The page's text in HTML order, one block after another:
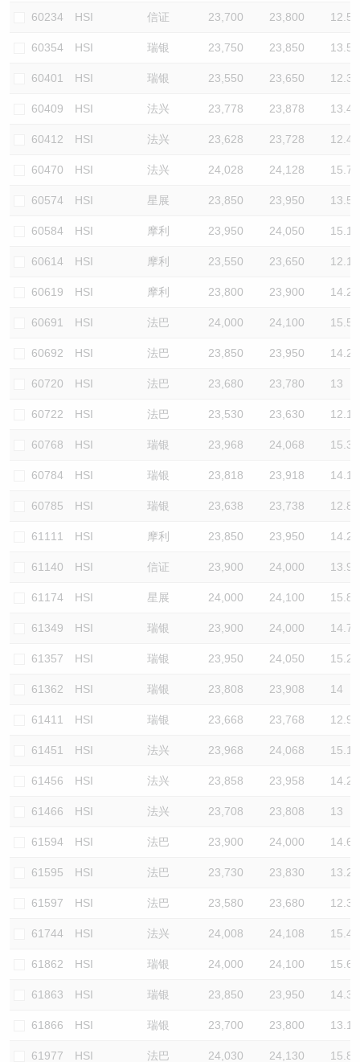
60234 HSI 信证 23,700 23,800 12.5
60354 HSI 瑞银 23,750 23,850 13.5
60401 HSI 瑞银 23,550 23,650 12.3
60409 HSI 法兴 23,778 23,878 13.4
60412 HSI 法兴 23,628 23,728 12.4
60470 HSI 法兴 24,028 24,128 15.7
60574 HSI 星展 23,850 23,950 13.5
60584 HSI 摩利 23,950 24,050 15.1
60614 HSI 摩利 23,550 23,650 12.1
60619 HSI 摩利 23,800 23,900 14.2
60691 HSI 法巴 24,000 24,100 15.5
60692 HSI 法巴 23,850 23,950 14.2
60720 HSI 法巴 23,680 23,780 13
60722 HSI 法巴 23,530 23,630 12.1
60768 HSI 瑞银 23,968 24,068 15.3
60784 HSI 瑞银 23,818 23,918 14.1
60785 HSI 瑞银 23,638 23,738 12.8
61111 HSI 摩利 23,850 23,950 14.2
61140 HSI 信证 23,900 24,000 13.9
61174 HSI 星展 24,000 24,100 15.8
61349 HSI 瑞银 23,900 24,000 14.7
61357 HSI 瑞银 23,950 24,050 15.2
61362 HSI 瑞银 23,808 23,908 14
61411 HSI 瑞银 23,668 23,768 12.9
61451 HSI 法兴 23,968 24,068 15.1
61456 HSI 法兴 23,858 23,958 14.2
61466 HSI 法兴 23,708 23,808 13
61594 HSI 法巴 23,900 24,000 14.6
61595 HSI 法巴 23,730 23,830 13.2
61597 HSI 法巴 23,580 23,680 12.3
61744 HSI 法兴 24,008 24,108 15.4
61862 HSI 瑞银 24,000 24,100 15.6
61863 HSI 瑞银 23,850 23,950 14.3
61866 HSI 瑞银 23,700 23,800 13.1
61977 HSI 法巴 24,030 24,130 15.8